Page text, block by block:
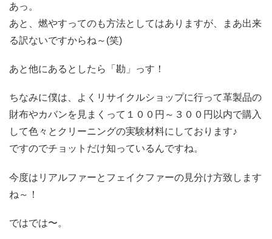
あっ。
あと、燃やすってのも方法としてはありますが、まあ出来
る訳ないですからね～(笑)
あと他にあるとしたら「勘」っす！
ちなみに僕は、よくリサイクルショップに行って革製品の
財布やカバンを見まくって１００円～３００円以内で購入
して色々とクリーニングの実験材料にしております♪
ですのでチョットだけ知っているんですね。
今度はリアルファーとフェイクファーの見分け方致します
ね～！
ではでは〜。